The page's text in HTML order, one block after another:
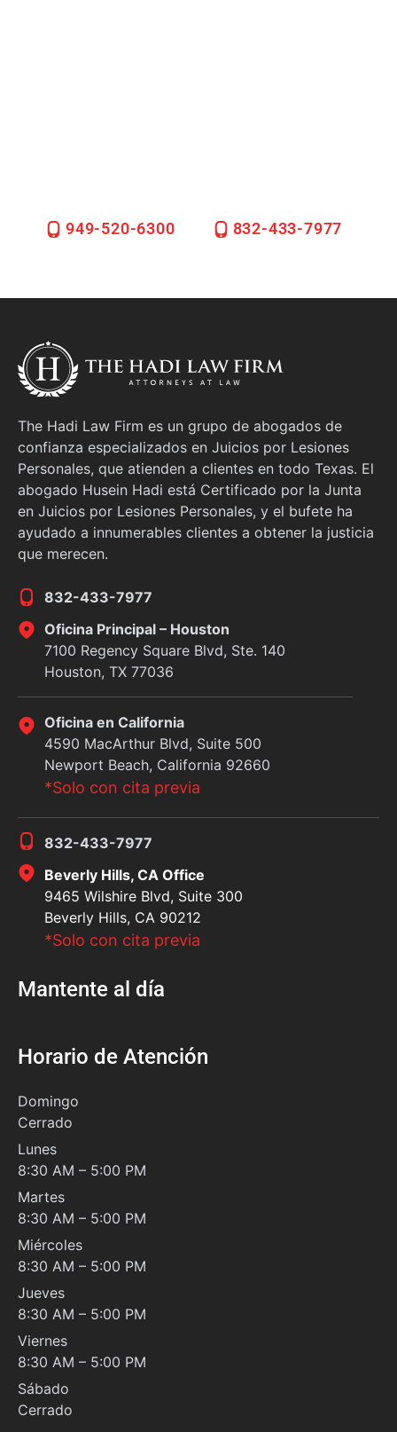
949-520-6300 832-433-7977
The Hadi Law Firm es un grupo de abogados de
confianza especializados en Juicios por Lesiones
Personales, que atienden a clientes en todo Texas. El
abogado Husein Hadi está Certificado por la Junta
en Juicios por Lesiones Personales, y el bufete ha
ayudado a innumerables clientes a obtener la justicia
que merecen.
832-433-7977
Oficina Principal – Houston
7100 Regency Square Blvd, Ste. 140
Houston, TX 77036
Oficina en California
4590 MacArthur Blvd, Suite 500
Newport Beach, California 92660
*Solo con cita previa
832-433-7977
Beverly Hills, CA Office
9465 Wilshire Blvd, Suite 300
Beverly Hills, CA 90212
*Solo con cita previa
Mantente al día
Horario de Atención
Domingo
Cerrado
Lunes
8:30 AM – 5:00 PM
Martes
8:30 AM – 5:00 PM
Miércoles
8:30 AM – 5:00 PM
Jueves
8:30 AM – 5:00 PM
Viernes
8:30 AM – 5:00 PM
Sábado
Cerrado